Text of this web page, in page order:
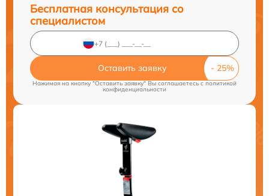
Бесплатная консультация со
специалистом
Оставить заявку
Нажимая на кнопку "Оставить заявку" Вы соглашаетесь c политикой
конфиденциальности